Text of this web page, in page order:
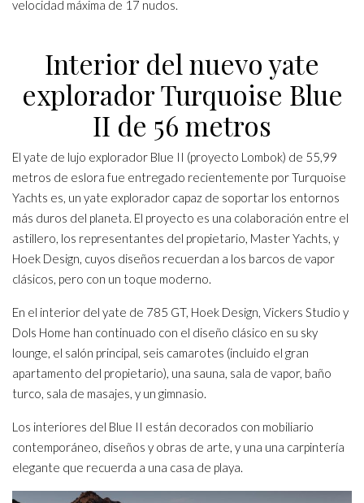
velocidad máxima de 17 nudos.
Interior del nuevo yate
explorador Turquoise Blue
II de 56 metros
El yate de lujo explorador Blue II (proyecto Lombok) de 55,99
metros de eslora fue entregado recientemente por Turquoise
Yachts es, un yate explorador capaz de soportar los entornos
más duros del planeta. El proyecto es una colaboración entre el
astillero, los representantes del propietario, Master Yachts, y
Hoek Design, cuyos diseños recuerdan a los barcos de vapor
clásicos, pero con un toque moderno.
En el interior del yate de 785 GT, Hoek Design, Vickers Studio y
Dols Home han continuado con el diseño clásico en su sky
lounge, el salón principal, seis camarotes (incluido el gran
apartamento del propietario), una sauna, sala de vapor, baño
turco, sala de masajes, y un gimnasio.
Los interiores del Blue II están decorados con mobiliario
contemporáneo, diseños y obras de arte, y una una carpintería
elegante que recuerda a una casa de playa.